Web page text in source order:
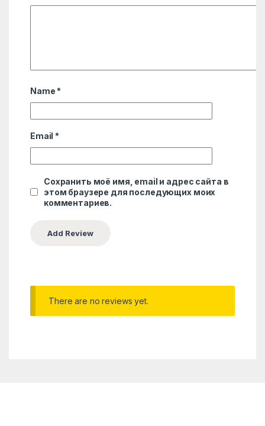
Name *
Email *
Сохранить моё имя, email и адрес сайта в
этом браузере для последующих моих
комментариев.
There are no reviews yet.